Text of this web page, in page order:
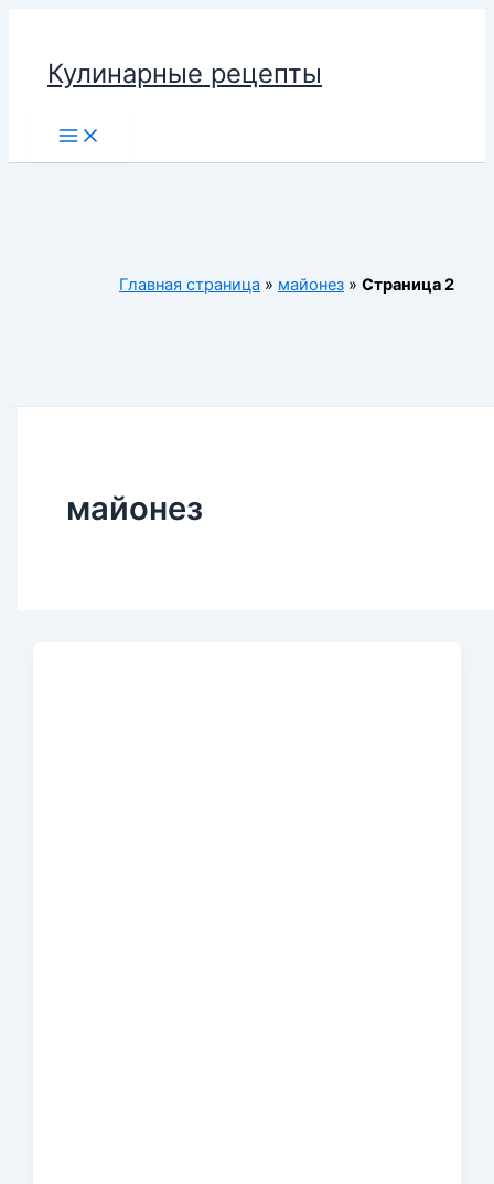
содержимому
Кулинарные рецепты
Main
Menu
Главная страница » майонез » Страница 2
майонез